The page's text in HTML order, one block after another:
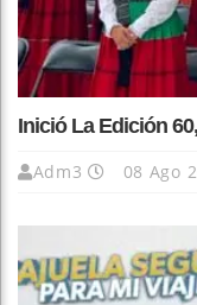
Inició La Edición
Adm3 08 Ago